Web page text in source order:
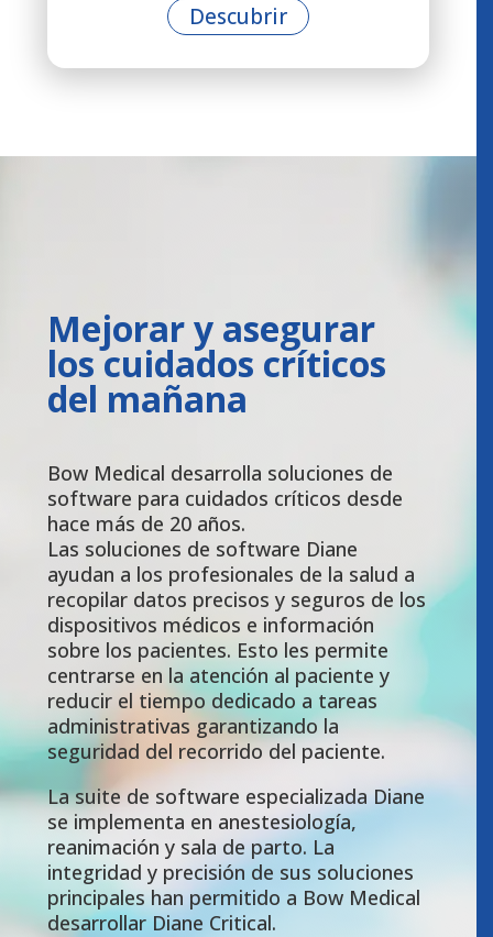
Descubrir
Mejorar y asegurar
los cuidados críticos
del mañana
Bow Medical desarrolla soluciones de
software para cuidados críticos desde
hace más de 20 años.
Las soluciones de software Diane
ayudan a los profesionales de la salud a
recopilar datos precisos y seguros de los
dispositivos médicos e información
sobre los pacientes. Esto les permite
centrarse en la atención al paciente y
reducir el tiempo dedicado a tareas
administrativas garantizando la
seguridad del recorrido del paciente.
La suite de software especializada Diane
se implementa en anestesiología,
reanimación y sala de parto. La
integridad y precisión de sus soluciones
principales han permitido a Bow Medical
desarrollar Diane Critical.